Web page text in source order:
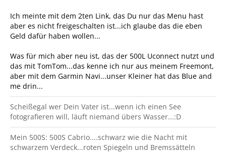
Ich meinte mit dem 2ten Link, das Du nur das Menu hast
aber es nicht freigeschalten ist...ich glaube das die eben
Geld dafür haben wollen...
Was für mich aber neu ist, das der 500L Uconnect nutzt und
das mit TomTom...das kenne ich nur aus meinem Freemont,
aber mit dem Garmin Navi...unser Kleiner hat das Blue and
me drin...
Scheißegal wer Dein Vater ist...wenn ich einen See
fotografieren will, läuft niemand übers Wasser...:D
Mein 500S: 500S Cabrio....schwarz wie die Nacht mit
schwarzem Verdeck...roten Spiegeln und Bremssätteln